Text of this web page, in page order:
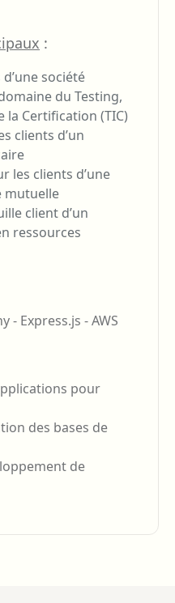
:
société
du Testing,
la Certification (TIC)
clients d’un
les clients d’une
mutuelle
client d’un
ressources
- Express.js -AWS
pour
des bases de
de